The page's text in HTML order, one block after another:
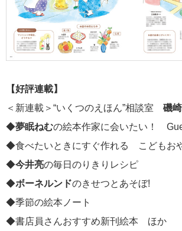
【好評連載】
＜新連載＞“いくつのえほん”相談室 磯
◆夢眠ねむの絵本作家に会いたい！
◆食べたいときにすぐ作れる こどもお
◆今井亮の毎日のりきりレシピ
◆ボーネルンドのきせつとあそぼ!
◆季節の絵本ノート
◆書店員さんおすすめ新刊絵本 ほか